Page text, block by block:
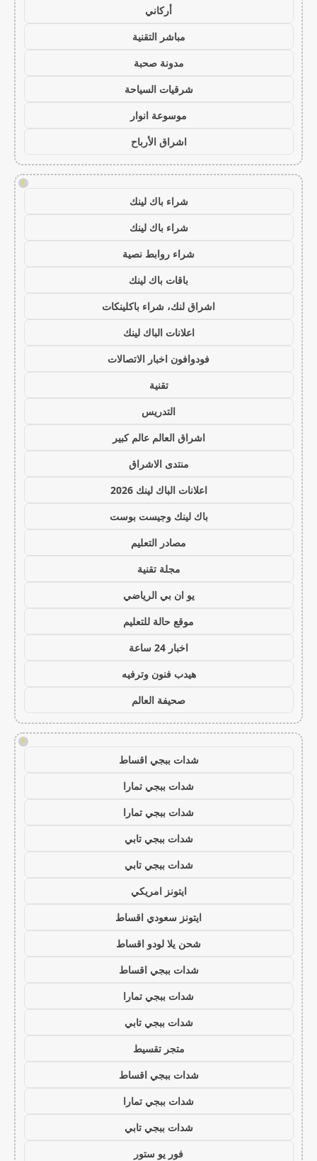
أركاني
مباشر التقنية
مدونة صحبة
شرقيات السياحة
موسوعة انوار
اشراق الأرباح
!
شراء باك لينك
شراء باك لينك
شراء روابط نصية
باقات باك لينك
اشراق لنك، شراء باكلينكات
اعلانات الباك لينك
فودوافون اخبار الاتصالات
تقنية
التدريس
اشراق العالم عالم كبير
منتدى الاشراق
اعلانات الباك لينك 2026
باك لينك وجيست بوست
مصادر التعليم
مجلة تقنية
يو ان بي الرياضي
موقع حالة للتعليم
اخبار 24 ساعة
هيدب فنون وترفيه
صحيفة العالم
!
شدات ببجي اقساط
شدات ببجي تمارا
شدات ببجي تمارا
شدات ببجي تابي
شدات ببجي تابي
ايتونز امريكي
ايتونز سعودي اقساط
شحن يلا لودو اقساط
شدات ببجي اقساط
شدات ببجي تمارا
شدات ببجي تابي
متجر تقسيط
شدات ببجي اقساط
شدات ببجي تمارا
شدات ببجي تابي
فور يو ستور